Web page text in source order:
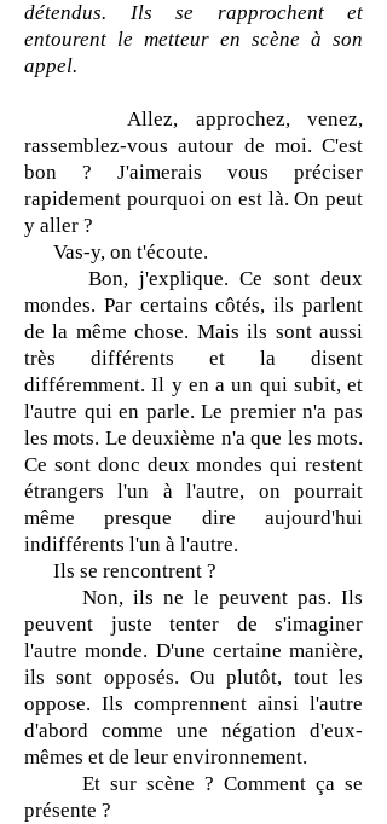
détendus. Ils se rapprochent et
entourent le metteur en scène à son
appel.
Allez, approchez, venez,
rassemblez-vous autour de moi. C'est
bon ? J'aimerais vous préciser
rapidement pourquoi on est là. On peut
y aller ?
Vas-y, on t'écoute.
Bon, j'explique. Ce sont deux
mondes. Par certains côtés, ils parlent
de la même chose. Mais ils sont aussi
très différents et la disent
différemment. Il y en a un qui subit, et
l'autre qui en parle. Le premier n'a pas
les mots. Le deuxième n'a que les mots.
Ce sont donc deux mondes qui restent
étrangers l'un à l'autre, on pourrait
même presque dire aujourd'hui
indifférents l'un à l'autre.
Ils se rencontrent ?
Non, ils ne le peuvent pas. Ils
peuvent juste tenter de s'imaginer
l'autre monde. D'une certaine manière,
ils sont opposés. Ou plutôt, tout les
oppose. Ils comprennent ainsi l'autre
d'abord comme une négation d'eux-
mêmes et de leur environnement.
Et sur scène ? Comment ça se
présente ?